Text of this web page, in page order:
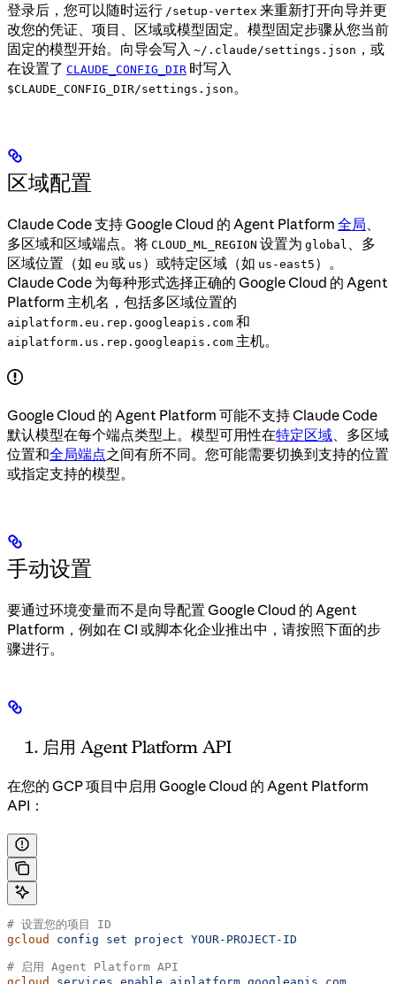
登录后，您可以随时运行 /setup-vertex 来重新打开向导并更
改您的凭证、项目、区域或模型固定。模型固定步骤从您当前
固定的模型开始。向导会写入 ~/.claude/settings.json ，或
在设置了 CLAUDE_CONFIG_DIR 时写入
$CLAUDE_CONFIG_DIR/settings.json。
区域配置
Claude Code 支持 Google Cloud 的 Agent Platform 全局、
多区域和区域端点。将 CLOUD_ML_REGION 设置为 global 、多
区域位置（如 eu 或 us ）或特定区域（如 us-east5 ）。
Claude Code 为每种形式选择正确的 Google Cloud 的 Agent
Platform 主机名，包括多区域位置的
aiplatform.eu.rep.googleapis.com 和
aiplatform.us.rep.googleapis.com 主机。
Google Cloud 的 Agent Platform 可能不支持 Claude Code
默认模型在每个端点类型上。模型可用性在特定区域、多区域
位置和全局端点之间有所不同。您可能需要切换到支持的位置
或指定支持的模型。
手动设置
要通过环境变量而不是向导配置 Google Cloud 的 Agent
Platform，例如在 CI 或脚本化企业推出中，请按照下面的步
骤进行。
启用 Agent Platform API
在您的 GCP 项目中启用 Google Cloud 的 Agent Platform
API：
# 设置您的项目 ID
gcloud
config set project YOUR-PROJECT-ID
# 启用 Agent Platform API